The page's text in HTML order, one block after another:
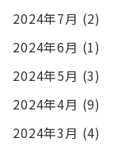
2024年7月 (2)
2024年6月 (1)
2024年5月 (3)
2024年4月 (9)
2024年3月 (4)